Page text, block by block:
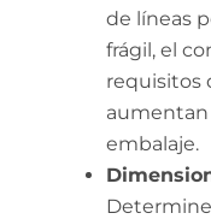
de líneas
frágil, el
requisitos
aumentan
embalaje.